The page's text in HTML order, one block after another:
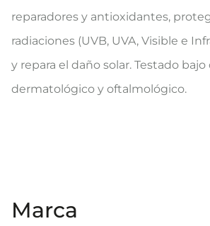
reparadores y antioxidantes,
radiaciones (UVB, UVA, Visible e
y repara el daño solar. Testado
dermatológico y oftalmológico.
Marca